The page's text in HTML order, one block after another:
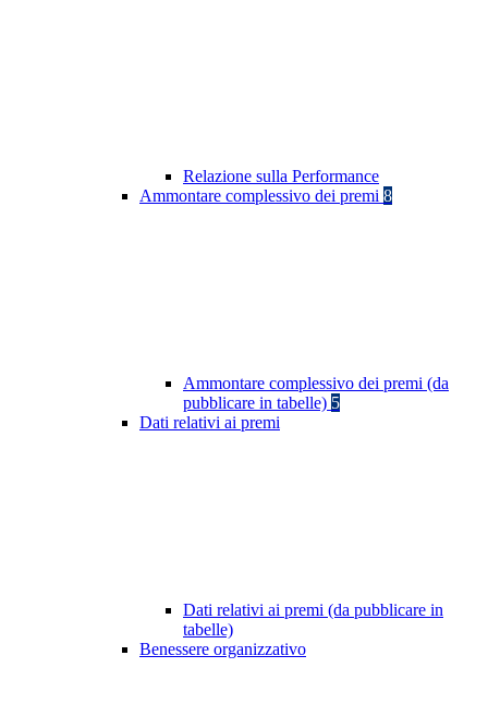
Relazione sulla Performance
Ammontare complessivo dei premi 8
Ammontare complessivo dei premi (da
pubblicare in tabelle) 5
Dati relativi ai premi
Dati relativi ai premi (da pubblicare in
tabelle)
Benessere organizzativo